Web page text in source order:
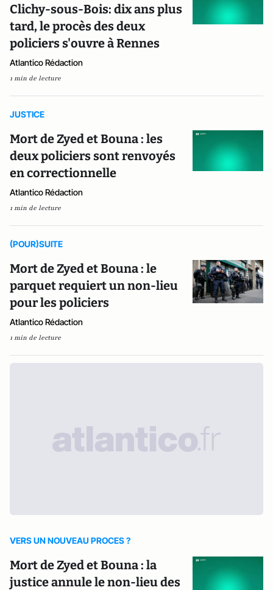
Clichy-sous-Bois: dix ans plus
tard, le procès des deux
policiers s'ouvre à Rennes
Atlantico Rédaction
1 min de lecture
JUSTICE
Mort de Zyed et Bouna : les
deux policiers sont renvoyés
en correctionnelle
Atlantico Rédaction
1 min de lecture
(POUR)SUITE
Mort de Zyed et Bouna : le
parquet requiert un non-lieu
pour les policiers
Atlantico Rédaction
1 min de lecture
VERS UN NOUVEAU PROCES ?
Mort de Zyed et Bouna : la
justice annule le non-lieu des